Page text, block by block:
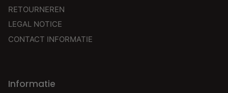
RETOURNEREN
LEGAL NOTICE
CONTACT INFORMATIE
Informatie